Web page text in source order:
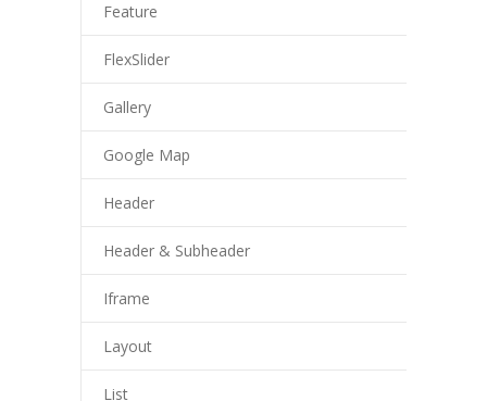
---- Englisch
---- Sachunterricht
---- Sport/Schwimmen
---- Musik
---- Kunst/Textil
---- Religion
-- Herkunftssprachlicher Unterricht
-- Arbeitsgemeinschaften
Feature
FlexSlider
Gallery
Google Map
Header
Header & Subheader
Iframe
Layout
List